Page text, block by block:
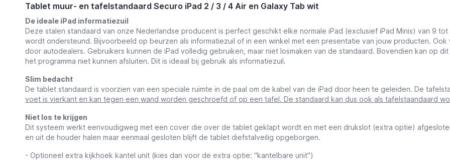
Tablet muur- en tafelstandaard Securo iPad 2 / 3 / 4 Air en Galaxy Tab wit
De ideale iPad informatiezuil
Deze stalen standaard van onze Nederlandse producent is perfect geschikt elke normale iPad (exclusief iPad Minis) van 9
wordt ondersteund. Bijvoorbeeld op beurzen als informatiezuil of in een winkel met een presentatie van jouw producten.
door autodealers. Gebruikers kunnen de iPad volledig gebruiken, maar niet losmaken van de standaard. Bovendien kan op
het programma niet kunnen afsluiten. Dit is ideaal bij gebruik als informatiezuil.
Slim bedacht
De tablet standaard is voorzien van een speciale ruimte in de paal om de kabel van de iPad door heen te geleiden. De
voet is vierkant en kan tegen een wand worden geschroefd of op een tafel. De standaard kan dus ook als tafelstaandaard
Niet los te krijgen
Dit systeem werkt eenvoudigweg met een cover die over de tablet geklapt wordt en met een drukslot (extra optie)
en uit de houder halen maar eenmaal gesloten blijft de tablet diefstalveilig opgeborgen.
- Optioneel extra kijkhoek kantel unit (kies dan voor de extra optie: "kantelbare unit")